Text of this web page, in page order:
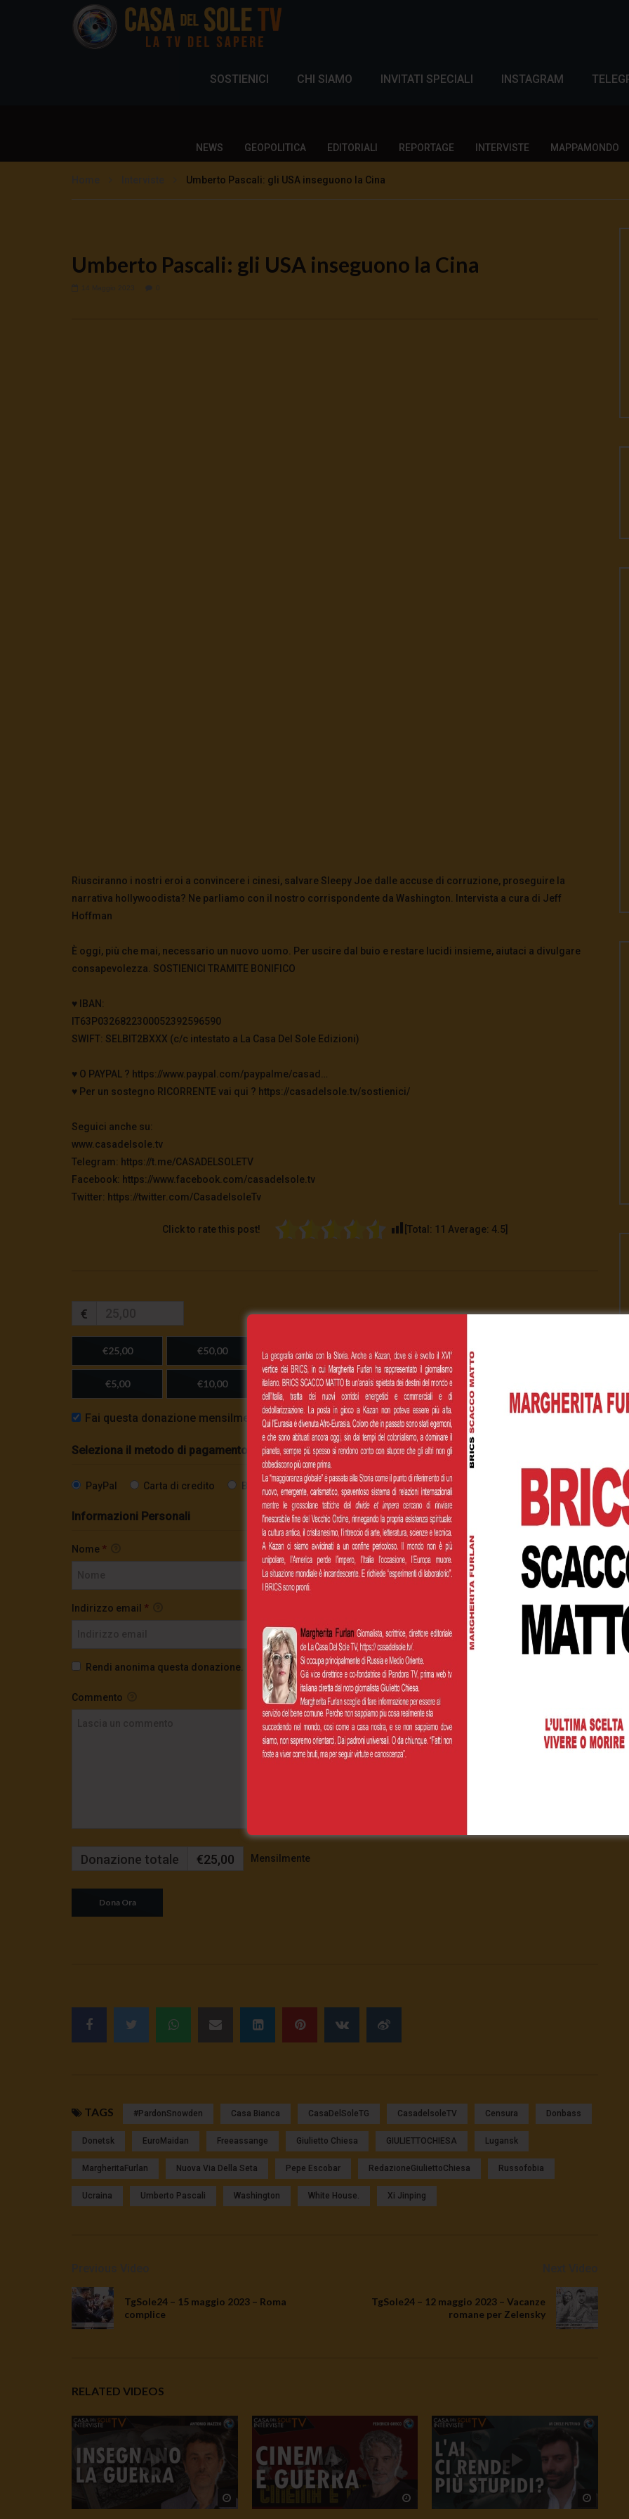
SOSTIENICI CHI SIAMO INVITATI SPECIALI INSTAGRAM
NEWS GEOPOLITICA EDITORIALI REPORTAGE INTERVISTE MAPPAMONDO
Umberto Pascali: gli USA inseguono la Cina
Umberto Pascali: gli USA inseguono la Cina
Riusciranno i nostri eroi a convincere i cinesi, salvare Sleepy Joe dalle accuse di corruzione, proseguire la
narrativa hollywoodista? Ne parliamo con il nostro corrispondente da Washington. Intervista a cura di Jeff
Hoffman
È oggi, più che mai, necessario un nuovo uomo. Per uscire dal buio e restare lucidi insieme, aiutaci a divulgare
consapevolezza. SOSTIENICI TRAMITE BONIFICO
♥️ IBAN:
IT63P0326822300052392596590
SWIFT: SELBIT2BXXX (c/c intestato a La Casa Del Sole Edizioni)
♥️ O PAYPAL ? https://www.paypal.com/paypalme/casad…
♥️ Per un sostegno RICORRENTE vai qui ? https://casadelsole.tv/sostienici/
Seguici anche su:
www.casadelsole.tv
Telegram: https://t.me/CASADELSOLETV
Facebook: https://www.facebook.com/casadelsole.tv
Twitter: https://twitter.com/CasadelsoleTv
Click to rate this post! [Total: 11 Average: 4.5]
€
€25,00 €50,00 €100,00 €200,00
€5,00 €10,00 Importo personalizzato
Fai questa donazione mensilmente
Seleziona il metodo di pagamento
PayPal Carta di credito Bonifico SEPA
Informazioni Personali
Nome * Cognome
Indirizzo email *
Rendi anonima questa donazione.
Commento
Donazione totale €25,00 Mensilmente
TAGS #pardonSnowden Casa Bianca CasaDelSoleTG CasadelsoleTV Censura Donbass
Donetsk EuroMaidan Freeassange Giulietto Chiesa GIULIETTOCHIESA Lugansk
MargheritaFurlan Nuova Via Della Seta Pepe Escobar RedazioneGiuliettoChiesa Russofobia
Ucraina Umberto Pascali Washington White House. Xi Jinping
TgSole24 – 15 maggio 2023 – Roma
complice
TgSole24 – 12 maggio 2023 – Vacanze
romane per Zelensky
RELATED VIDEOS
Watch Later